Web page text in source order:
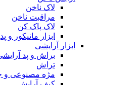
لاک ناخن
مراقبت ناخن
لاک پاک کن
ابزار مانیکور و
ابزار آرایشی
براش و پد
تراش
مژه مصنوعی